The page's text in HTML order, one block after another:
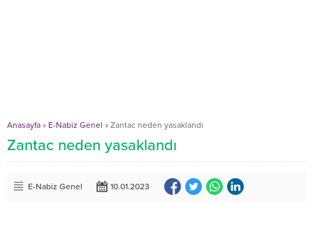
Anasayfa » E-Nabiz Genel » Zantac neden yasaklandı
Zantac neden yasaklandı
E-Nabiz Genel 10.01.2023